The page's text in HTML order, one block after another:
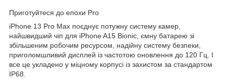
Приготуйтеся до епохи Pro
iPhone 13 Pro Max поєднує потужну систему камер,
найшвидший чіп для iPhone A15 Bioniс, ємну батарею зі
збільшеним робочим ресурсом, надійну систему безпеки,
приголомшливий дисплей із частотою оновлення до 120 Гц. І
все це укладено у міцному корпусі із захистом за стандартом
IP68.